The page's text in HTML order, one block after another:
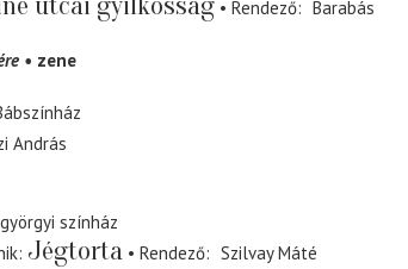
Rendező
Barabás
zene
András
színház
Jégtorta Rendező
Szilvay Máté